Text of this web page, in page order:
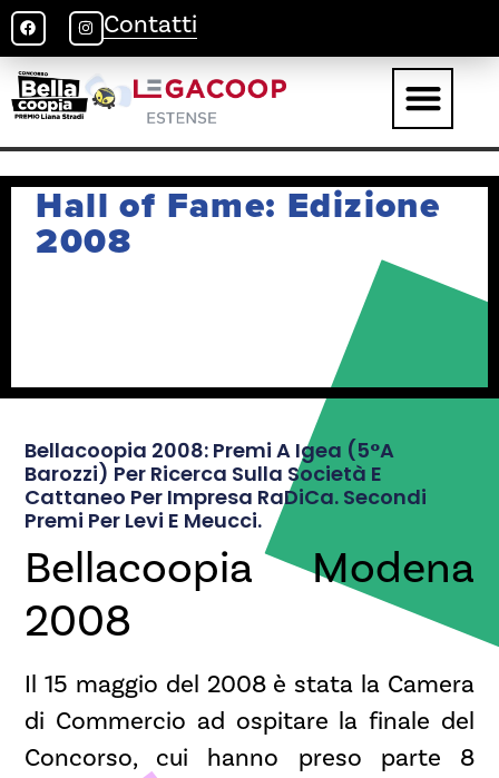
Contatti
Hall of Fame: Edizione
2008
Bellacoopia 2008: Premi A Igea (5°A
Barozzi) Per Ricerca Sulla Società E
Cattaneo Per Impresa RaDiCa. Secondi
Premi Per Levi E Meucci.
Bellacoopia Modena
2008
Il 15 maggio del 2008 è stata la Camera
di Commercio ad ospitare la finale del
Concorso, cui hanno preso parte 8